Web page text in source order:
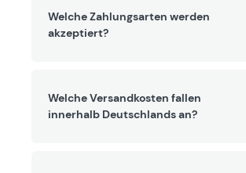
Welche Zahlungsarten werden
akzeptiert?
Welche Versandkosten fallen
innerhalb Deutschlands an?